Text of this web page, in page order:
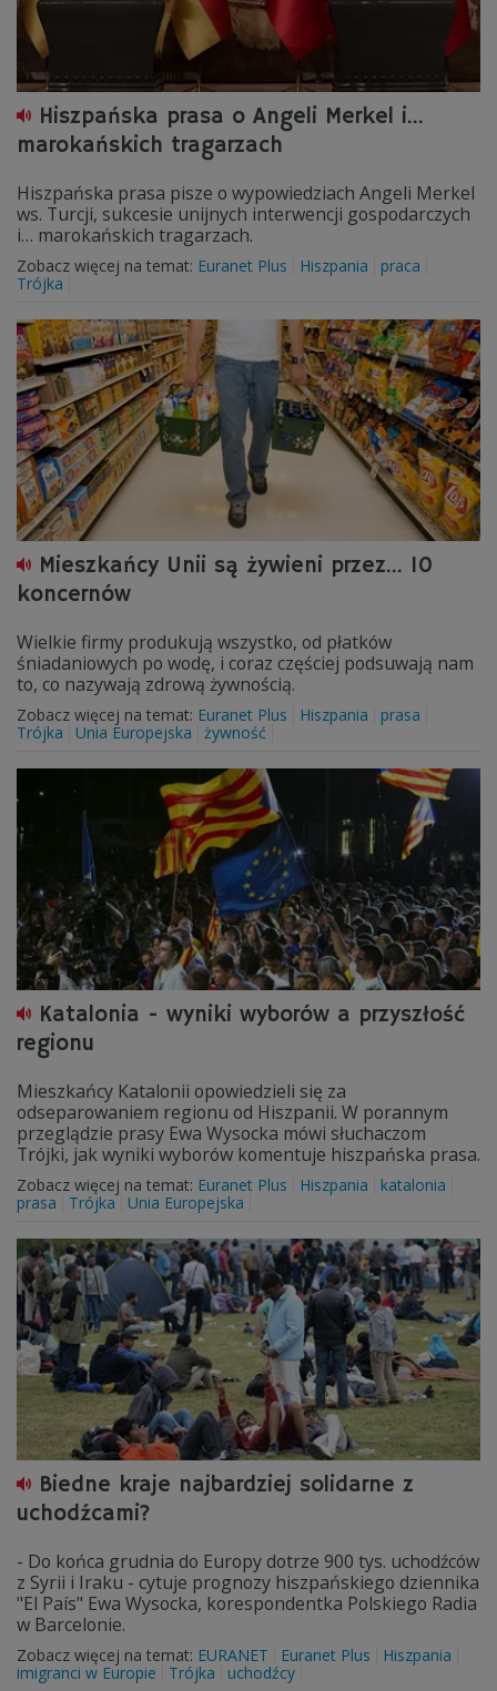
Hiszpańska prasa o Angeli Merkel i...
marokańskich tragarzach
Hiszpańska prasa pisze o wypowiedziach Angeli Merkel
ws. Turcji, sukcesie unijnych interwencji gospodarczych
i… marokańskich tragarzach.
Zobacz więcej na temat: Euranet Plus Hiszpania
praca
Trójka
Mieszkańcy Unii są żywieni przez… 10
koncernów
Wielkie firmy produkują wszystko, od płatków
śniadaniowych po wodę, i coraz częściej podsuwają nam
to, co nazywają zdrową żywnością.
Zobacz więcej na temat: Euranet Plus Hiszpania
prasa
Trójka
Unia Europejska żywność
Katalonia - wyniki wyborów a przyszłość
regionu
Mieszkańcy Katalonii opowiedzieli się za
odseparowaniem regionu od Hiszpanii. W porannym
przeglądzie prasy Ewa Wysocka mówi słuchaczom
Trójki, jak wyniki wyborów komentuje hiszpańska prasa.
Zobacz więcej na temat: Euranet Plus Hiszpania
katalonia
prasa
Trójka Unia Europejska
Biedne kraje najbardziej solidarne z
uchodźcami?
- Do końca grudnia do Europy dotrze 900 tys. uchodźców
z Syrii i Iraku - cytuje prognozy hiszpańskiego dziennika
"El País" Ewa Wysocka, korespondentka Polskiego Radia
w Barcelonie.
Zobacz więcej na temat: EURANET Euranet Plus
Hiszpania
imigranci w Europie
Trójka uchodźcy